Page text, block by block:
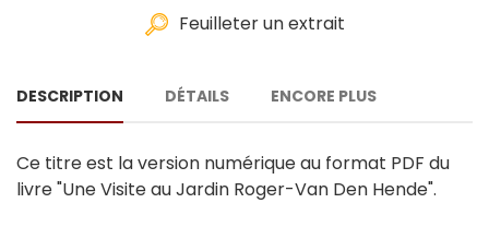
Feuilleter un extrait
DESCRIPTION DÉTAILS ENCORE PLUS
Ce titre est la version numérique au format PDF du
livre "Une Visite au Jardin Roger-Van Den Hende".